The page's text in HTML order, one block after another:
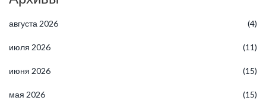
августа 2026 (4)
июля 2026 (11)
июня 2026 (15)
мая 2026 (15)